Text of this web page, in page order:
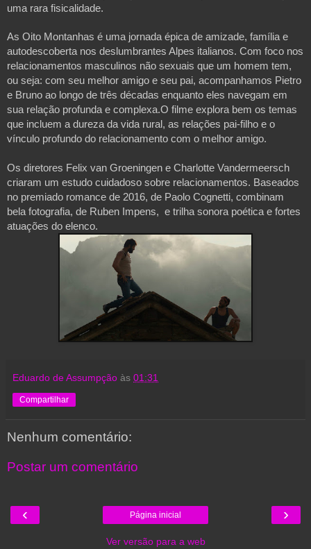
uma rara fisicalidade.
As Oito Montanhas é uma jornada épica de amizade, família e
autodescoberta nos deslumbrantes Alpes italianos. Com foco nos
relacionamentos masculinos não sexuais que um homem tem,
ou seja: com seu melhor amigo e seu pai, acompanhamos Pietro
e Bruno ao longo de três décadas enquanto eles navegam em
sua relação profunda e complexa.O filme explora bem os temas
que incluem a dureza da vida rural, as relações pai-filho e o
vínculo profundo do relacionamento com o melhor amigo.
Os diretores Felix van Groeningen e Charlotte Vandermeersch
criaram um estudo cuidadoso sobre relacionamentos. Baseados
no premiado romance de 2016, de Paolo Cognetti, combinam
bela fotografia, de Ruben Impens, e trilha sonora poética e fortes
atuações do elenco.
Eduardo de Assumpção às 01:31
Compartilhar
Nenhum comentário:
Postar um comentário
‹ ›
Página inicial
Ver versão para a web